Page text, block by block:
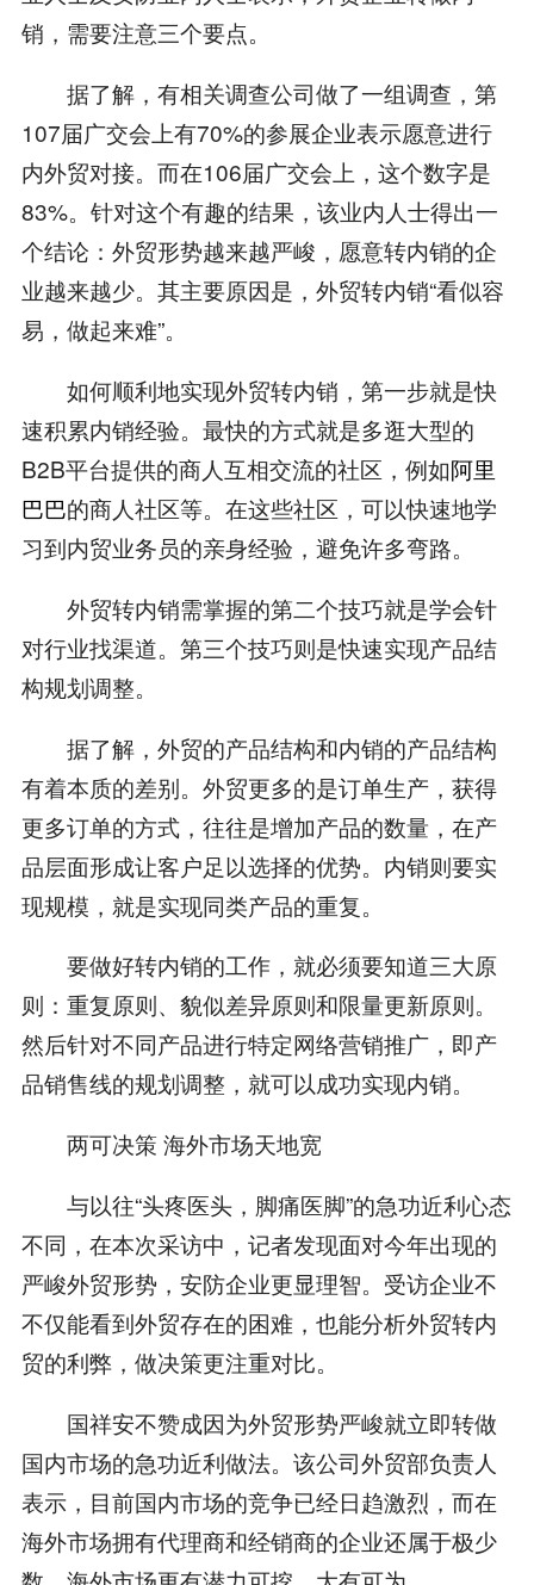
销，需要注意三个要点。
据了解，有相关调查公司做了一组调查，第
107届广交会上有70%的参展企业表示愿意进行
内外贸对接。而在106届广交会上，这个数字是
83%。针对这个有趣的结果，该业内人士得出一
个结论：外贸形势越来越严峻，愿意转内销的企
业越来越少。其主要原因是，外贸转内销“看似容
易，做起来难”。
如何顺利地实现外贸转内销，第一步就是快
速积累内销经验。最快的方式就是多逛大型的
B2B平台提供的商人互相交流的社区，例如阿里
巴巴的商人社区等。在这些社区，可以快速地学
习到内贸业务员的亲身经验，避免许多弯路。
外贸转内销需掌握的第二个技巧就是学会针
对行业找渠道。第三个技巧则是快速实现产品结
构规划调整。
据了解，外贸的产品结构和内销的产品结构
有着本质的差别。外贸更多的是订单生产，获得
更多订单的方式，往往是增加产品的数量，在产
品层面形成让客户足以选择的优势。内销则要实
现规模，就是实现同类产品的重复。
要做好转内销的工作，就必须要知道三大原
则：重复原则、貌似差异原则和限量更新原则。
然后针对不同产品进行特定网络营销推广，即产
品销售线的规划调整，就可以成功实现内销。
两可决策 海外市场天地宽
与以往“头疼医头，脚痛医脚”的急功近利心态
不同，在本次采访中，记者发现面对今年出现的
严峻外贸形势，安防企业更显理智。受访企业不
不仅能看到外贸存在的困难，也能分析外贸转内
贸的利弊，做决策更注重对比。
国祥安不赞成因为外贸形势严峻就立即转做
国内市场的急功近利做法。该公司外贸部负责人
表示，目前国内市场的竞争已经日趋激烈，而在
海外市场拥有代理商和经销商的企业还属于极少